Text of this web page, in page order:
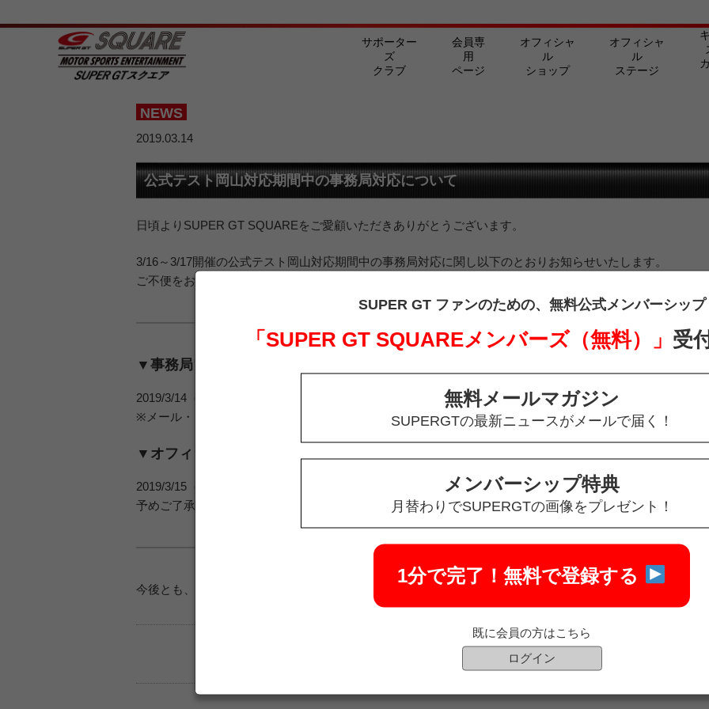
サポーター
ズ
クラブ
会員専
用
ページ
オフィシャ
ル
ショップ
オフィシャ
ル
ステージ
NEWS
2019.03.14
公式テスト岡山対応期間中の事務局対応について
日頃よりSUPER GT SQUAREをご愛顧いただきありがとうございます。
3/16～3/17開催の公式テスト岡山対応期間中の事務局対応に関し以下のとおりお知らせいたします。
ご不便をおかけしますが、なにとぞご了承くださいますようお願い申し上げます。
▼事務局電話 休止期間（お電話に出ることができません）
2019/3/14（木）17:00～2019/3/19（火）10:00
※メール・LINE@でのお問い合わせは期間中も受け付けておりますが、お返事が遅れる可能性がございます
▼オフィシャルショップご入金確認・発送手続き（すべての決済）
2019/3/15（金）～2019/3/18（月）はご入金確認・発送手続きを休止いたします。
予めご了承ください。
今後とも、SUPER GT SQUAREをどうぞよろしくお願いいたします。
SUPER GT ファンのための、 無料公式メンバーシップ
「SUPER GT SQUAREメンバーズ（無料）」 受
無料メールマガジン
SUPERGTの最新ニュースがメールで届く！
メンバーシップ特典
月替わりでSUPERGTの画像をプレゼント！
1分で完了！無料で登録する
既に会員の方はこちら
ログイン